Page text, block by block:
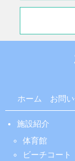
ホーム お問
施設紹介
体育館
ビーチコート